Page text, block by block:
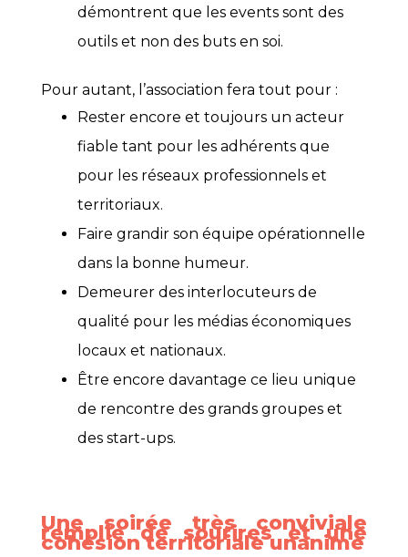
démontrent que les events sont des
outils et non des buts en soi.
Pour autant, l’association fera tout pour :
Rester encore et toujours un acteur
fiable tant pour les adhérents que
pour les réseaux professionnels et
territoriaux.
Faire grandir son équipe opérationnelle
dans la bonne humeur.
Demeurer des interlocuteurs de
qualité pour les médias économiques
locaux et nationaux.
Être encore davantage ce lieu unique
de rencontre des grands groupes et
des start-ups.
Une soirée très conviviale
remplie de sourires et une
cohésion territoriale unanime